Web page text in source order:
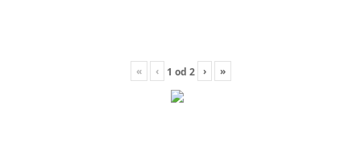
« ‹ 1 od 2 › »